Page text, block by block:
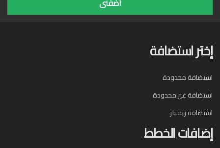
إختر استضافة
استضافة محدودة
استضافة غير محدودة
استضافة ريسيلر
إضافات الخطط